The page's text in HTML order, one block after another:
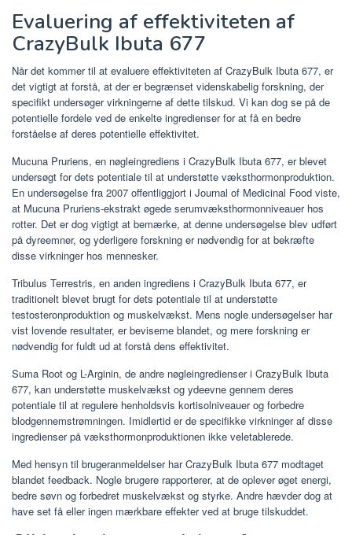
Evaluering af effektiviteten af ​​
CrazyBulk Ibuta 677
Når det kommer til at evaluere effektiviteten af ​​CrazyBulk Ibuta 677, er
det vigtigt at forstå, at der er begrænset videnskabelig forskning, der
specifikt undersøger virkningerne af dette tilskud. Vi kan dog se på de
potentielle fordele ved de enkelte ingredienser for at få en bedre
forståelse af deres potentielle effektivitet.
Mucuna Pruriens, en nøgleingrediens i CrazyBulk Ibuta 677, er blevet
undersøgt for dets potentiale til at understøtte væksthormonproduktion.
En undersøgelse fra 2007 offentliggjort i Journal of Medicinal Food viste,
at Mucuna Pruriens-ekstrakt øgede serumvæksthormonniveauer hos
rotter. Det er dog vigtigt at bemærke, at denne undersøgelse blev udført
på dyreemner, og yderligere forskning er nødvendig for at bekræfte
disse virkninger hos mennesker.
Tribulus Terrestris, en anden ingrediens i CrazyBulk Ibuta 677, er
traditionelt blevet brugt for dets potentiale til at understøtte
testosteronproduktion og muskelvækst. Mens nogle undersøgelser har
vist lovende resultater, er beviserne blandet, og mere forskning er
nødvendig for fuldt ud at forstå dens effektivitet.
Suma Root og L-Arginin, de andre nøgleingredienser i CrazyBulk Ibuta
677, kan understøtte muskelvækst og ydeevne gennem deres
potentiale til at regulere henholdsvis kortisolniveauer og forbedre
blodgennemstrømningen. Imidlertid er de specifikke virkninger af disse
ingredienser på væksthormonproduktionen ikke veletablerede.
Med hensyn til brugeranmeldelser har CrazyBulk Ibuta 677 modtaget
blandet feedback. Nogle brugere rapporterer, at de oplever øget energi,
bedre søvn og forbedret muskelvækst og styrke. Andre hævder dog at
have set få eller ingen mærkbare effekter ved at bruge tilskuddet.